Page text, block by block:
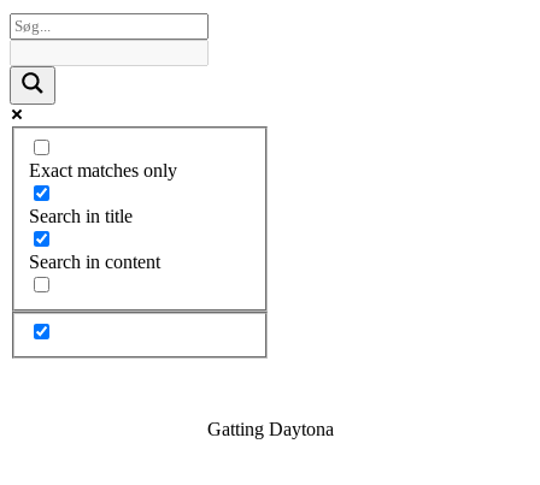
Exact matches only
Search in title
Search in content
Gatting Daytona